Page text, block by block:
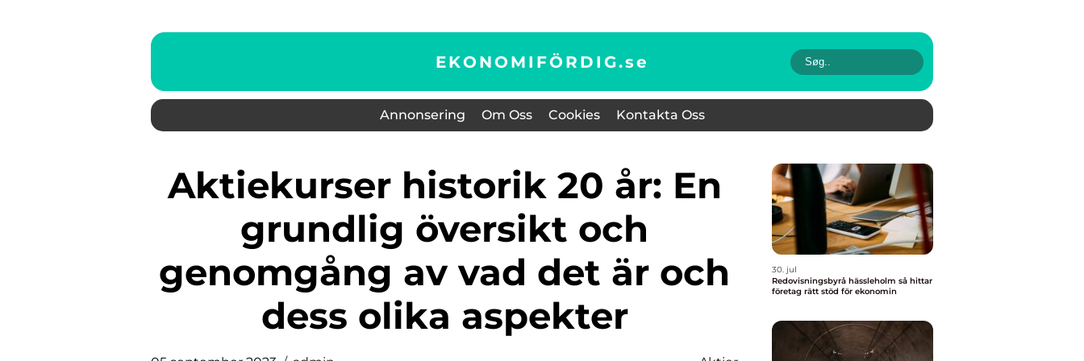
EKONOMIFÖRDIG.se
Annonsering Om Oss Cookies Kontakta Oss
Aktiekurser historik 20 år: En
grundlig översikt och
genomgång av vad det är och
dess olika aspekter
30. jul
Redovisningsbyrå hässleholm så hittar
företag rätt stöd för ekonomin